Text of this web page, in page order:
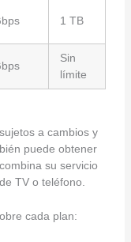
1 TB
Sin
límite
a cambios y
puede obtener
su servicio
TV o teléfono.
cada plan: